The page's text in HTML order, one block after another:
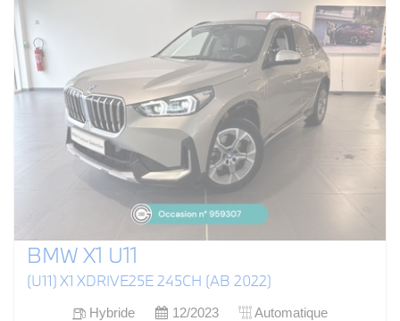
BMW X1 U11
(U11) X1 XDRIVE25E 245CH (AB 2022)
Hybride 12/2023
Automatique